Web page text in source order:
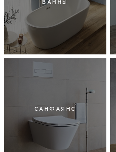
ВАННЫ
САНФАЯНС